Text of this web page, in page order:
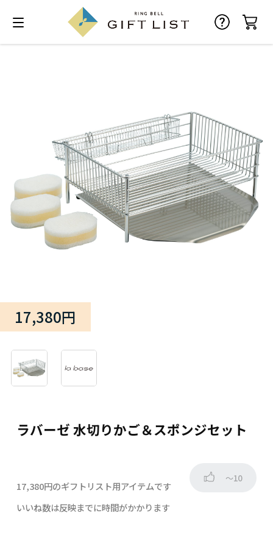
ラバーゼ 水切りかご＆スポンジセット
17,380円
17,380円のギフトリスト用アイテムです
～10
いいね数は反映までに時間がかかります